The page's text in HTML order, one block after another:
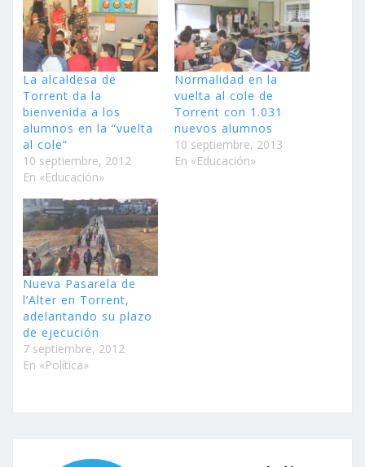
La alcaldesa de
Torrent da la
bienvenida a los
alumnos en la “vuelta
al cole”
10 septiembre, 2012
En «Educación»
Normalidad en la
vuelta al cole de
Torrent con 1.031
nuevos alumnos
10 septiembre, 2013
En «Educación»
Nueva Pasarela de
l’Alter en Torrent,
adelantando su plazo
de ejecución
7 septiembre, 2012
En «Política»